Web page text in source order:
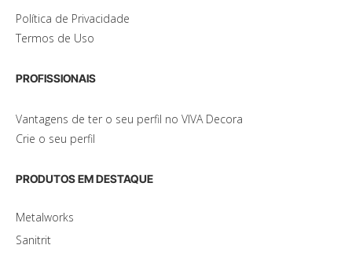
Política de Privacidade
Termos de Uso
PROFISSIONAIS
Vantagens de ter o seu perfil no VIVA Decora
Crie o seu perfil
PRODUTOS EM DESTAQUE
Metalworks
Sanitrit